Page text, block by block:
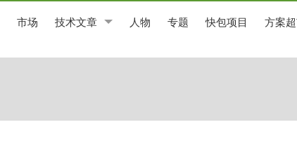
市场 技术文章 人物 专题 快包项目 方案